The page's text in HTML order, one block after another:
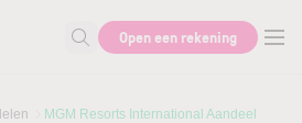
Zoek naar informatie
Open een rekening
MGM Resorts International Aandeel